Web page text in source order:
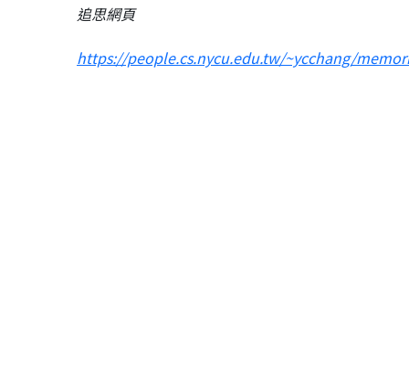
追思網頁
https://people.cs.nycu.edu.tw/~ycchang/